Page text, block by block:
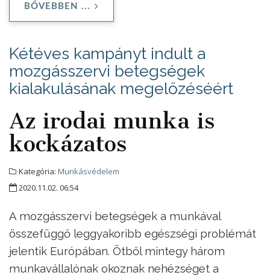
BŐVEBBEN ...
Kétéves kampányt indult a
mozgásszervi betegségek
kialakulásának megelőzéséért
Az irodai munka is
kockázatos
Kategória: Munkásvédelem
2020.11.02. 06:54
A mozgásszervi betegségek a munkával
összefüggő leggyakoribb egészségi problémát
jelentik Európában. Ötből mintegy három
munkavállalónak okoznak nehézséget a